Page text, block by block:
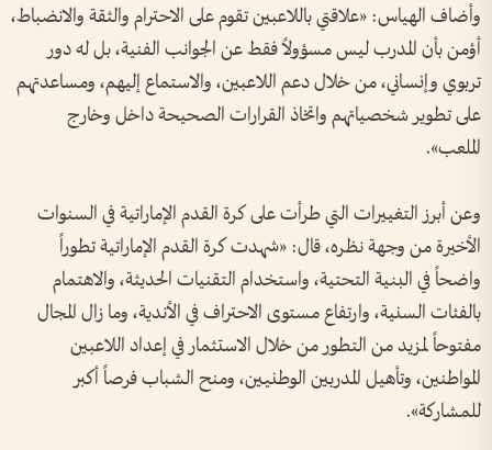
وأضاف الهياس: «علاقتي باللاعبين تقوم على الاحترام والثقة والانضباط،
أؤمن بأن المدرب ليس مسؤولاً فقط عن الجوانب الفنية، بل له دور
تربوي وإنساني، من خلال دعم اللاعبين، والاستماع إليهم، ومساعدتهم
على تطوير شخصياتهم واتخاذ القرارات الصحيحة داخل وخارج
الملعب».
وعن أبرز التغييرات التي طرأت على كرة القدم الإماراتية في السنوات
الأخيرة من وجهة نظره، قال: «شهدت كرة القدم الإماراتية تطوراً
واضحاً في البنية التحتية، واستخدام التقنيات الحديثة، والاهتمام
بالفئات السنية، وارتفاع مستوى الاحتراف في الأندية، وما زال المجال
مفتوحاً لمزيد من التطور من خلال الاستثمار في إعداد اللاعبين
المواطنين، وتأهيل المدربين الوطنيين، ومنح الشباب فرصاً أكبر
للمشاركة».